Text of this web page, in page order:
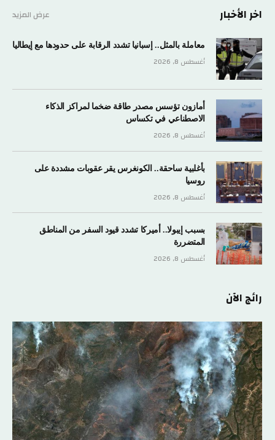
اخر الأخبار عرض المزيد
معاملة بالمثل.. إسبانيا تشدد الرقابة على حدودها مع إيطاليا
أغسطس 8, 2026
أمازون تؤسس مصدر طاقة ضخما لمراكز الذكاء
الاصطناعي في تكساس
أغسطس 8, 2026
بأغلبية ساحقة.. الكونغرس يقر عقوبات مشددة على
روسيا
أغسطس 8, 2026
بسبب إيبولا.. أميركا تشدد قيود السفر من المناطق
المتضررة
أغسطس 8, 2026
رائج الآن